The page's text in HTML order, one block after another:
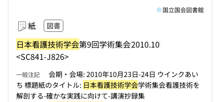
紙 図書
日本看護技術学会第9回学術集会2010.10
<SC841-J826>
国立国会図書館
一般注記
会期・会場: 2010年10月23日-24日 ウインクあい
ち 標題紙のタイトル: 日本看護技術学会学術集会看護技術を
解剖する-確かな実践に向けて-講演抄録集